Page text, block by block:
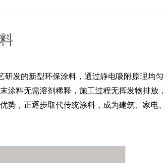
研发的新型环保涂料，通过静电吸附原理均匀
涂料无需溶剂稀释，施工过程无挥发物排放，
势，正逐步取代传统涂料，成为建筑、家电、